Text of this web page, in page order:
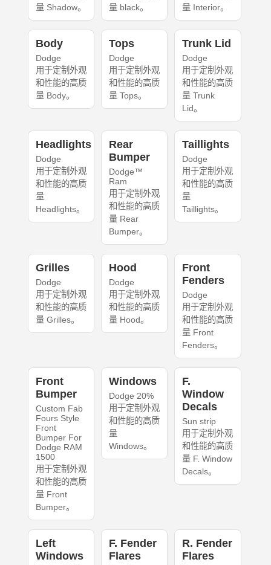
量 Shadow。
量 black。
量 Interior。
Body
Dodge
用于定制外观
和性能的高质
量 Body。
Tops
Dodge
用于定制外观
和性能的高质
量 Tops。
Trunk Lid
Dodge
用于定制外观
和性能的高质
量 Trunk
Lid。
Headlights
Dodge
用于定制外观
和性能的高质
量
Headlights。
Rear
Bumper
Dodge™
Ram
用于定制外观
和性能的高质
量 Rear
Bumper。
Taillights
Dodge
用于定制外观
和性能的高质
量
Taillights。
Grilles
Dodge
用于定制外观
和性能的高质
量 Grilles。
Hood
Dodge
用于定制外观
和性能的高质
量 Hood。
Front
Fenders
Dodge
用于定制外观
和性能的高质
量 Front
Fenders。
Front
Bumper
Custom Fab
Fours Style
Front
Bumper For
Dodge RAM
1500
用于定制外观
和性能的高质
量 Front
Bumper。
Windows
Dodge 20%
用于定制外观
和性能的高质
量
Windows。
F.
Window
Decals
Sun strip
用于定制外观
和性能的高质
量 F. Window
Decals。
Left
Windows
F. Fender
Flares
R. Fender
Flares